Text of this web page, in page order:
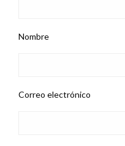
Nombre
Correo electrónico